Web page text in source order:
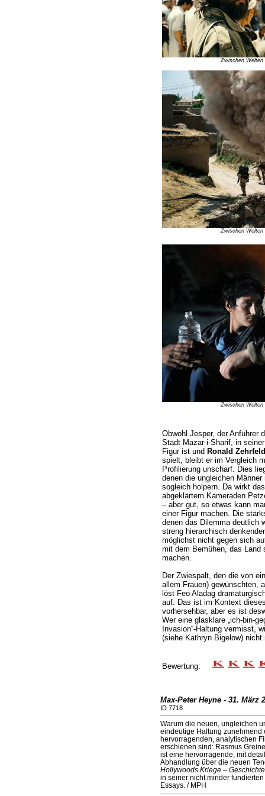
Zwischen Welten
Zwischen Welten
Zwischen Welten
Obwohl Jesper, der Anführer
Stadt Mazar-i-Sharif, in
Figur ist und Ronald
spielt, bleibt er im Vergleich
Profilierung unscharf. Dies
denen die ungleichen
sogleich holpern. Da wirkt
abgeklärtem Kameraden
– aber gut, so etwas kann
einer Figur machen. Die
denen das Dilemma deutlich
streng hierarchisch
möglichst nicht gegen sich
mit dem Bemühen, das Land
machen.
Der Zwiespalt, den die von
allem Frauen) gewünschten,
löst Feo Aladag
auf. Das ist im Kontext
vorhersehbar, aber es ist
Wer eine glasklare „ich-bin-
Invasion“-Haltung vermisst,
(siehe Kathryn Bigelow) nicht
Bewertung:
Max-Peter Heyne - 31. März
ID 7718
Warum die neuen, ungleichen
eindeutige Haltung zunehmend
hervorragenden, analytischen
erschienen sind: Rasmus
ist eine hervorragende, mit
Abhandlung über die neuen
Hollywoods Kriege –
in seiner nicht minder
Essays. / MPH